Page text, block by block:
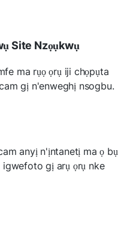
Site Nzọụkwụ
ma rụọ ọrụ iji chọpụta
gị n'enweghị nsogbu.
anyị n'ịntanetị ma ọ bụ
igwefoto gị arụ ọrụ nke